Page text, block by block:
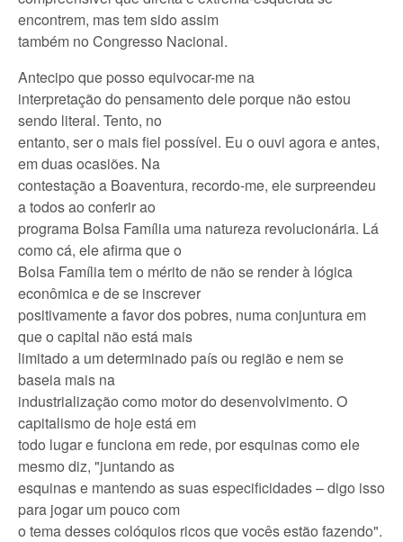
encontrem, mas tem sido assim
também no Congresso Nacional.
Antecipo que posso equivocar-me na
interpretação do pensamento dele porque não estou
sendo literal. Tento, no
entanto, ser o mais fiel possível. Eu o ouvi agora e antes,
em duas ocasiões. Na
contestação a Boaventura, recordo-me, ele surpreendeu
a todos ao conferir ao
programa Bolsa Família uma natureza revolucionária. Lá
como cá, ele afirma que o
Bolsa Família tem o mérito de não se render à lógica
econômica e de se inscrever
positivamente a favor dos pobres, numa conjuntura em
que o capital não está mais
limitado a um determinado país ou região e nem se
baseia mais na
industrialização como motor do desenvolvimento. O
capitalismo de hoje está em
todo lugar e funciona em rede, por esquinas como ele
mesmo diz, "juntando as
esquinas e mantendo as suas especificidades – digo isso
para jogar um pouco com
o tema desses colóquios ricos que vocês estão fazendo".